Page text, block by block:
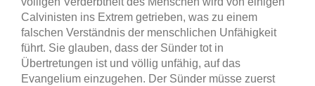
Calvinisten ins Extrem getrieben, was zu einem
falschen Verständnis der menschlichen Unfähigkeit
führt. Sie glauben, dass der Sünder tot in
Übertretungen ist und völlig unfähig, auf das
Evangelium einzugehen. Der Sünder müsse zuerst